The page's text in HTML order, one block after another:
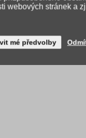
8552 - velkokapacitní
Klínový hrot, na
Sada 4 barev.
webových stránek a
mé předvolby